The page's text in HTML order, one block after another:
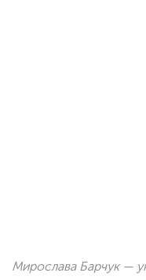
Мирослава Барчук —